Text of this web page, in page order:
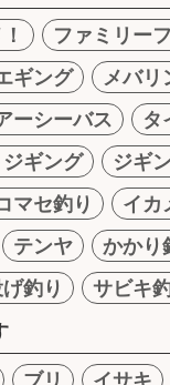
ファミリー
ギング
メバリ
ーシーバス
タ
ギング
ジギ
マセ釣り
イカ
テンヤ
かかり
釣り
サビキ